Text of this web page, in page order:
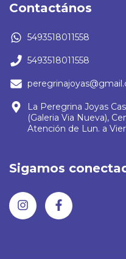
Contactános
5493518011558
5493518011558
La Peregrina Joyas
(Galeria Via Nueva),
Atención de Lun. a
Sigamos